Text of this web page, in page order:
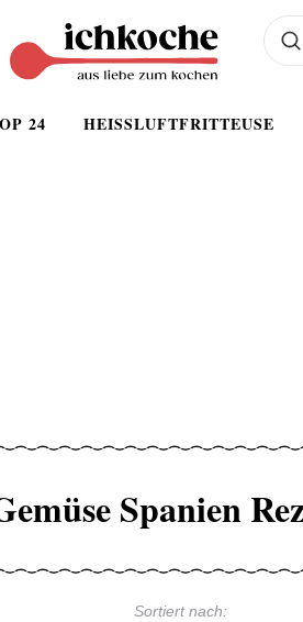
24 HEISSLUFTFRITTEUSE
Was
Spanien
Sortiert nach: